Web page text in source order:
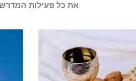
את כל פעילות